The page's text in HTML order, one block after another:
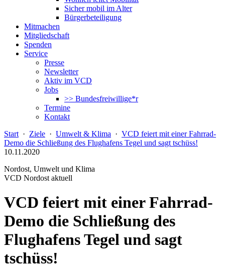
Sicher mobil im Alter
Bürgerbeteiligung
Mitmachen
Mitgliedschaft
Spenden
Service
Presse
Newsletter
Aktiv im VCD
Jobs
>> Bundesfreiwillige*r
Termine
Kontakt
Start · Ziele · Umwelt & Klima · VCD feiert mit einer Fahrrad-
Demo die Schließung des Flughafens Tegel und sagt tschüss!
10.11.2020
Nordost, Umwelt und Klima
VCD Nordost aktuell
VCD feiert mit einer Fahrrad-
Demo die Schließung des
Flughafens Tegel und sagt
tschüss!